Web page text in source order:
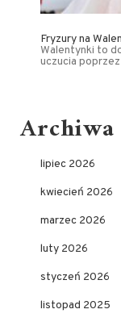
Fryzury na
Walentynki to
uczucia
Archiwa
lipiec 2026
kwiecień 2026
marzec 2026
luty 2026
styczeń 2026
listopad 2025